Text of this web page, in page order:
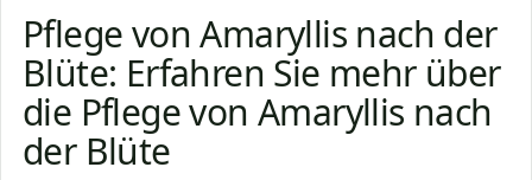
Pflege von Amaryllis nach der
Blüte: Erfahren Sie mehr über
die Pflege von Amaryllis nach
der Blüte